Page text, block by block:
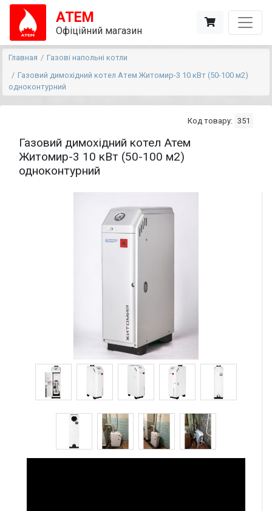
АТЕМ
Офіційний магазин
Главная
Газові напольні котли
Газовий димохідний котел Атем Житомир-3 10 кВт (50-100 м2)
одноконтурний
Код товару: 351
Газовий димохідний котел Атем
Житомир-3 10 кВт (50-100 м2)
одноконтурний